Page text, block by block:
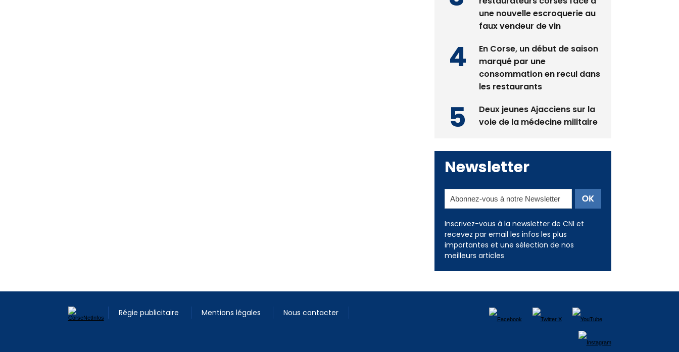
La gendarmerie alerte les
restaurateurs corses face à
faux vendeur de vin
En Corse, un début de saison
marqué par une
les restaurants
Newsletter
Inscrivez-vous à la newsletter de CNI et
recevez par email les infos les plus